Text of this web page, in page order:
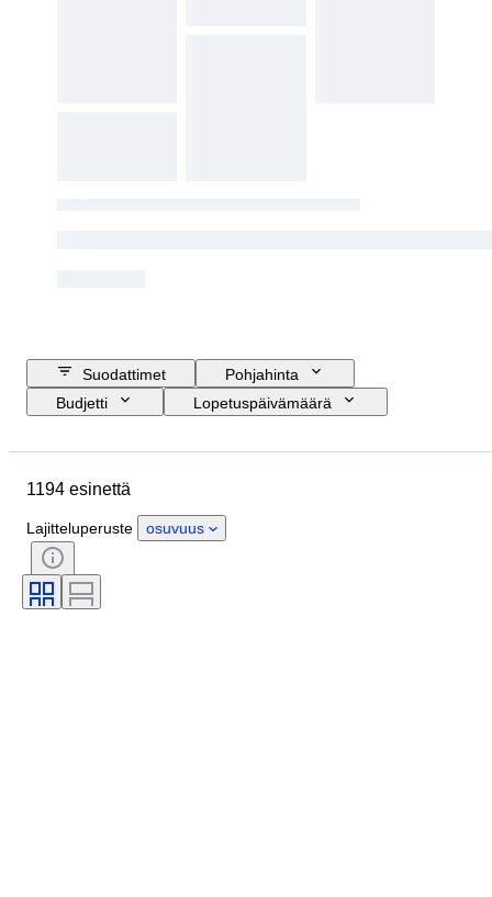
Suodattimet
Pohjahinta
Budjetti
Lopetuspäivämäärä
Kunto
Tyylisuuntaus
Mittasuhde
Kontrolli
Virtalähde
Aikakausi
1194 esinettä
Lajitteluperuste osuvuus